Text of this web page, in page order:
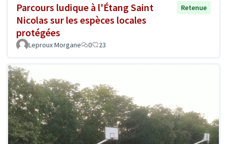
Parcours ludique à l'Étang Saint
Nicolas sur les espèces locales
protégées
Retenue
Leproux Morgane 0 23